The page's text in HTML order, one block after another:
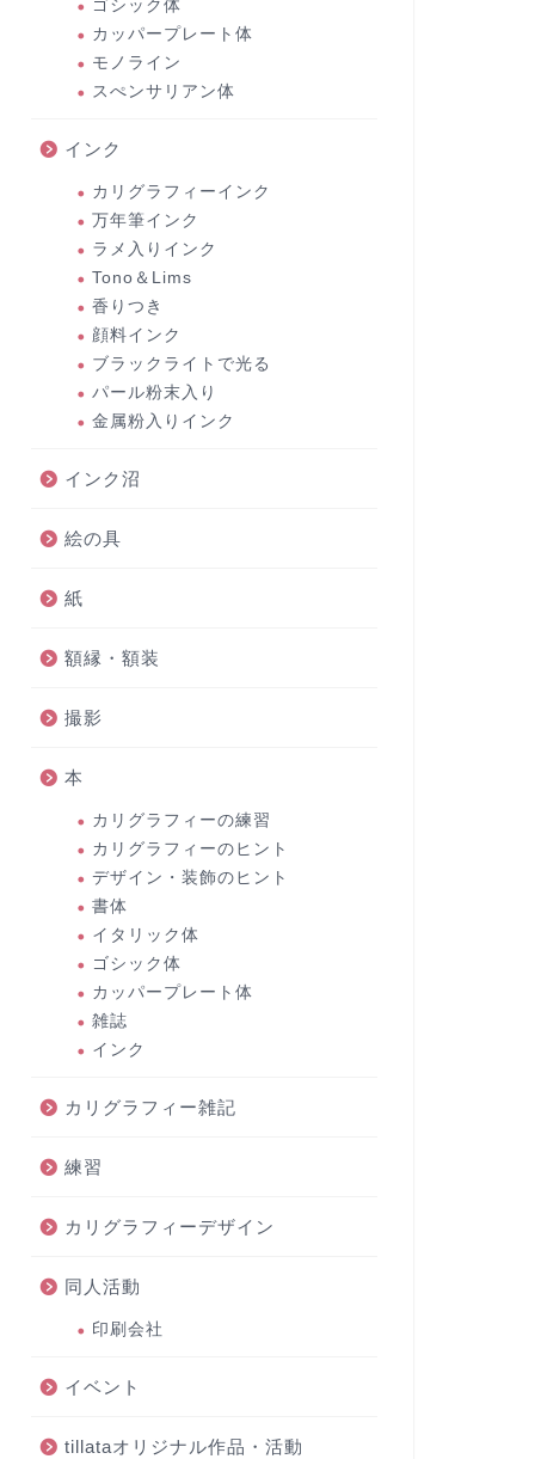
ゴシック体
カッパープレート体
モノライン
スぺンサリアン体
インク
カリグラフィーインク
万年筆インク
ラメ入りインク
Tono＆Lims
香りつき
顔料インク
ブラックライトで光る
パール粉末入り
金属粉入りインク
インク沼
絵の具
紙
額縁・額装
撮影
本
カリグラフィーの練習
カリグラフィーのヒント
デザイン・装飾のヒント
書体
イタリック体
ゴシック体
カッパープレート体
雑誌
インク
カリグラフィー雑記
練習
カリグラフィーデザイン
同人活動
印刷会社
イベント
tillataオリジナル作品・活動